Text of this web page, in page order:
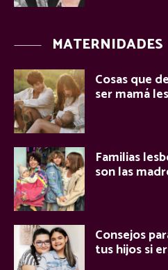
MATERNIDADES
Cosas que
ser mamá
Familias
son las
Consejos
tus hijos si